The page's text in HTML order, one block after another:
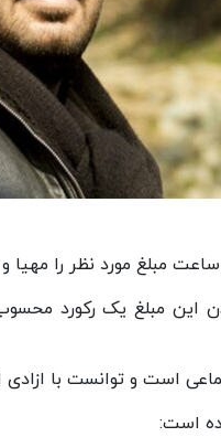
این مبلغ یک رکورد
است و توانست با